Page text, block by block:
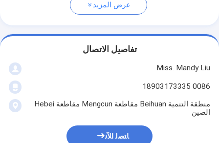
عرض المزيد
تفاصيل الاتصال
Miss. Mandy Liu
0086 18903173335
منطقة التنمية Beihuan مقاطعة Mengcun مقاطعة Hebei
الصين
ﺎﺘﺼﻟ ﺍﻶﻧ